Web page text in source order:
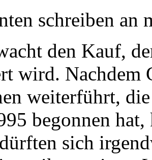
schreiben
den Kauf,
wird. Nachdem
weiterführt,
begonnen
sich